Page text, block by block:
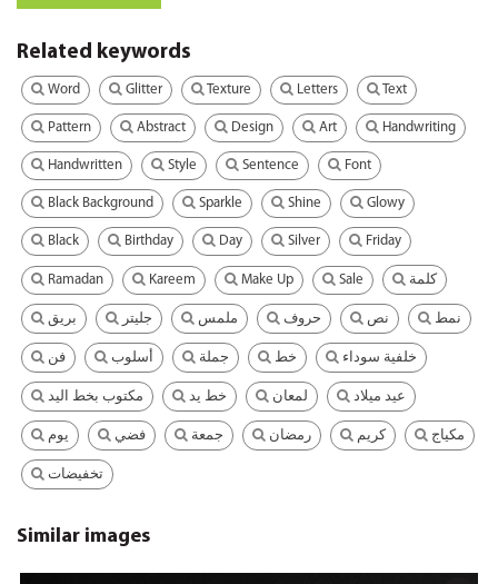
Related keywords
Word Glitter Texture Letters Text
Pattern Abstract Design Art Handwriting
Handwritten Style Sentence Font
Black Background Sparkle Shine Glowy
Black Birthday Day Silver Friday
Ramadan Kareem Make Up Sale كلمة
بريق جليتر ملمس حروف نص نمط
فن أسلوب جملة خط خلفية سوداء
مكتوب بخط اليد خط يد لمعان عيد ميلاد
يوم فضي جمعة رمضان كريم مكياج
تخفيضات
Similar images